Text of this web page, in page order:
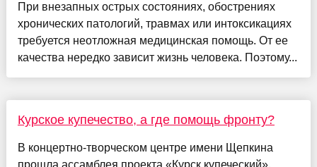
При внезапных острых состояниях, обострениях
хронических патологий, травмах или интоксикациях
требуется неотложная медицинская помощь. От ее
качества нередко зависит жизнь человека. Поэтому...
Курское купечество, а где помощь фронту?
В концертно-творческом центре имени Щепкина